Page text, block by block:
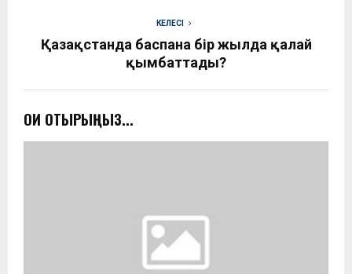
КЕЛЕСІ
Қазақстанда баспана бір жылда қалай
қымбаттады?
ОҚИ ОТЫРЫҢЫЗ...